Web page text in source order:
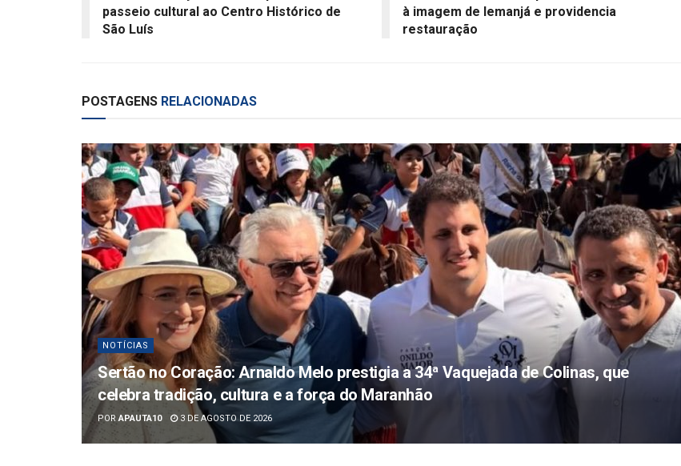
passeio cultural ao Centro Histórico de
São Luís
à imagem de Iemanjá e providencia
restauração
POSTAGENS RELACIONADAS
NOTÍCIAS
Sertão no Coração: Arnaldo Melo prestigia a 34ª Vaquejada de Colinas, que
celebra tradição, cultura e a força do Maranhão
POR APAUTA10 3 DE AGOSTO DE 2026